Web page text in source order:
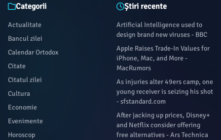
Categorii
Actualitate
Bancul zilei
Calendar Ortodox
Citate
Citatul zilei
Cultura
Economie
Evenimente
Horoscop
Știri recente
Artificial Intelligence used to
design brand new viruses - BBC
Apple Raises Trade-In Values for
iPhone, Mac, and More -
MacRumors
As injuries alter 49ers camp, one
young receiver is seizing his shot
- sfstandard.com
After jacking up prices, Disney+
and Netflix consider offering
free alternatives - Ars Technica